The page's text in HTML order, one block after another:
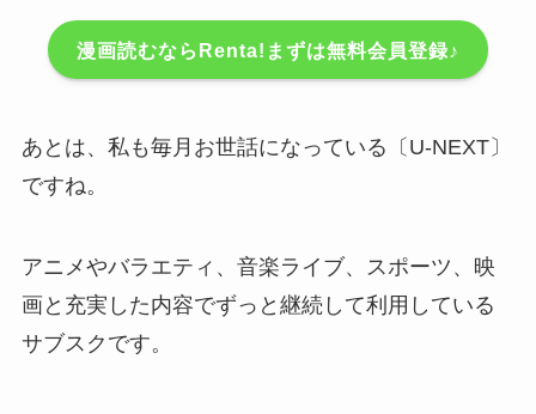
漫画読むならRenta!まずは無料会員登録♪
あとは、私も毎月お世話になっている〔U-NEXT〕
ですね。
アニメやバラエティ、音楽ライブ、スポーツ、映
画と充実した内容でずっと継続して利用している
サブスクです。